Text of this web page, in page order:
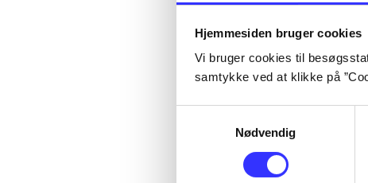
Hjemmesiden bruger cookies
Vi bruger cookies til
samtykke ved at klikke på
Nødvendig
...
...